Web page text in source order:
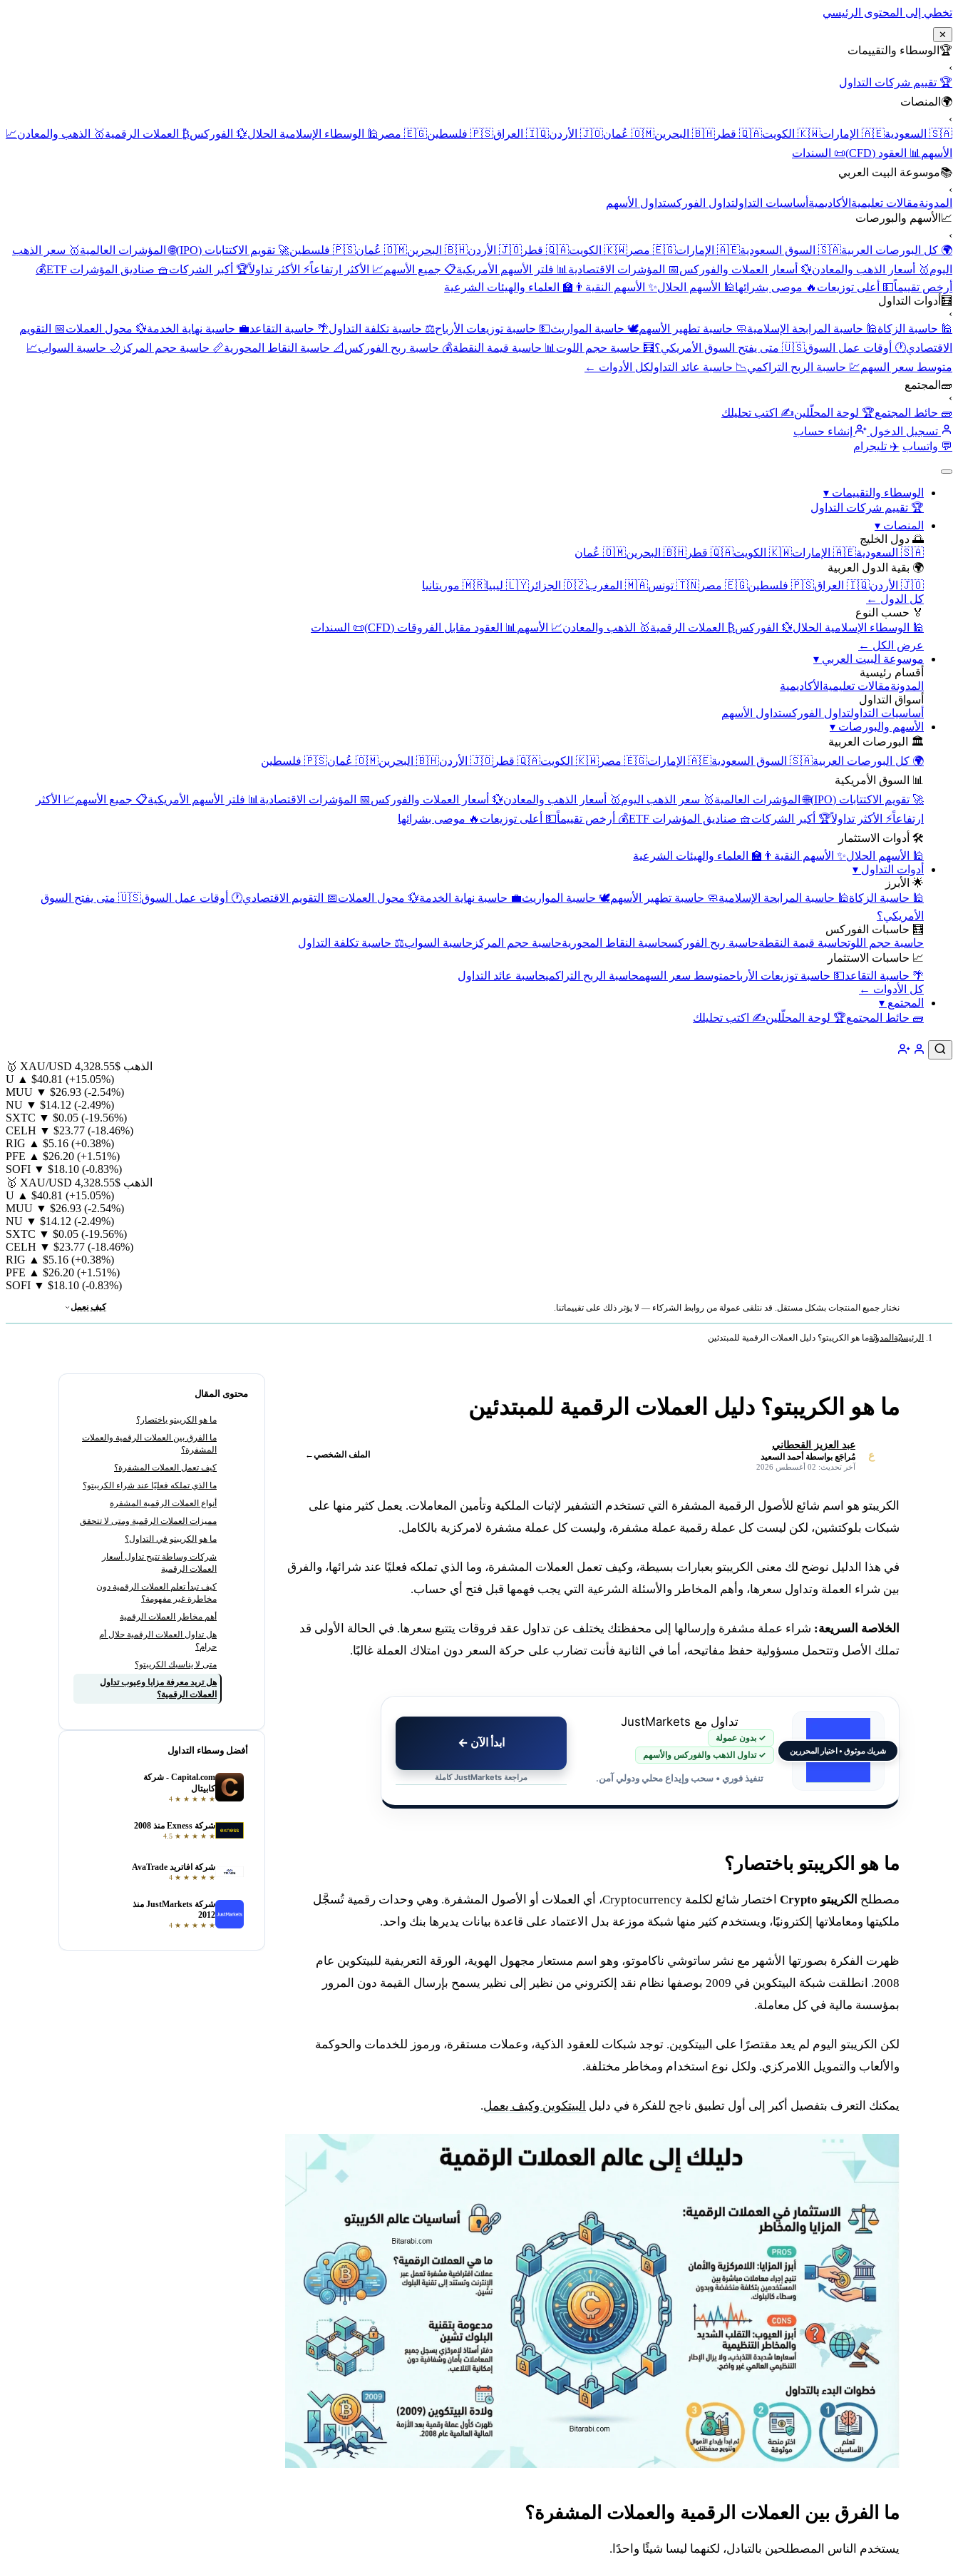
تخطي إلى المحتوى الرئيسي
✕
🏆 الوسطاء والتقييمات
›
🏆 تقييم شركات التداول
🌍 المنصات
›
🇸🇦 السعودية
🇦🇪 الإمارات 🇰🇼 الكويت 🇶🇦 قطر 🇧🇭 البحرين 🇴🇲 عُمان 🇯🇴 الأردن 🇮🇶 العراق 🇵🇸 فلسطين 🇪🇬 مصر 🕌 الوسطاء الإسلامية الحلال💱 الفوركس₿ العملات الرقمية🥇 الذهب والمعادن📈
الأسهم 📊 العقود (CFD)
📜 السندات
📚موسوعة البيت العربي
›
المدونةمقالات تعليمية الأكاديمية أساسيات التداولتداول الفوركستداول الأسهم
📈 الأسهم والبورصات
›
🌍 كل البورصات العربية🇸🇦 السوق السعودية 🇦🇪 الإمارات 🇪🇬 مصر 🇰🇼 الكويت 🇶🇦 قطر 🇯🇴 الأردن 🇧🇭 البحرين 🇴🇲 عُمان 🇵🇸 فلسطين 🚀 تقويم الاكتتابات (IPO) 🌐 المؤشرات العالمية🥇 سعر الذهب
اليوم🥇 أسعار الذهب والمعادن💱 أسعار العملات والفوركس📅 المؤشرات الاقتصادية 📊 فلتر الأسهم الأمريكية📋 جميع الأسهم📈 الأكثر ارتفاعاً⚡ الأكثر تداولاً🏆 أكبر الشركات🧺 صناديق المؤشرات ETF
💰
أرخص تقييماً💵 أعلى توزيعات 🔥 موصى بشرائها🕌 الأسهم الحلال✨ الأسهم النقية 👨‍🏫 العلماء والهيئات الشرعية
🧮 أدوات التداول
›
🕌 حاسبة الزكاة🕌 حاسبة المرابحة الإسلامية🧼 حاسبة تطهير الأسهم🕊️ حاسبة المواريث💵 حاسبة توزيعات الأرباح⚖️ حاسبة تكلفة التداول🌴 حاسبة التقاعد💼 حاسبة نهاية الخدمة💱 محول العملات📅 التقويم
الاقتصادي🕐 أوقات عمل السوق🇺🇸 متى يفتح السوق الأمريكي؟ 🧮 حاسبة حجم اللوت 📊 حاسبة قيمة النقطة💰 حاسبة ربح الفوركس 📐 حاسبة النقاط المحورية📏 حاسبة حجم المركز 🌙 حاسبة السواب📈
متوسط سعر السهم💹 حاسبة الربح التراكمي📉 حاسبة عائد التداولكل الأدوات ←
🧱 المجتمع
›
🧱 حائط المجتمع🏆 لوحة المحلّلين✍️ اكتب تحليلك
تسجيل الدخول
إنشاء حساب
💬 واتساب ✈️ تليجرام
الوسطاء والتقييمات ▾
🏆 تقييم شركات التداول
المنصات ▾
🌅 دول الخليج
🇸🇦 السعودية
🇦🇪 الإمارات 🇰🇼 الكويت 🇶🇦 قطر 🇧🇭 البحرين
🇴🇲 عُمان
🌍 بقية الدول العربية
🇯🇴 الأردن
🇮🇶 العراق 🇵🇸 فلسطين 🇪🇬 مصر 🇹🇳 تونس 🇲🇦 المغرب 🇩🇿 الجزائر 🇱🇾 ليبيا
🇲🇷 موريتانيا
كل الدول ←
🏅 حسب النوع
🕌 الوسطاء الإسلامية الحلال💱 الفوركس₿ العملات الرقمية🥇 الذهب والمعادن📈 الأسهم 📊 العقود مقابل الفروقات (CFD)
📜 السندات
عرض الكل ←
موسوعة البيت العربي ▾
أقسام رئيسية
المدونةمقالات تعليمية الأكاديمية
أسواق التداول
أساسيات التداولتداول الفوركستداول الأسهم
الأسهم والبورصات ▾
🏛️ البورصات العربية
🌍 كل البورصات العربية🇸🇦 السوق السعودية 🇦🇪 الإمارات 🇪🇬 مصر 🇰🇼 الكويت 🇶🇦 قطر 🇯🇴 الأردن 🇧🇭 البحرين 🇴🇲 عُمان
🇵🇸 فلسطين
📊 السوق الأمريكية
🚀 تقويم الاكتتابات (IPO)
🌐 المؤشرات العالمية🥇 سعر الذهب اليوم🥇 أسعار الذهب والمعادن💱 أسعار العملات والفوركس📅 المؤشرات الاقتصادية 📊 فلتر الأسهم الأمريكية📋 جميع الأسهم📈 الأكثر
ارتفاعاً⚡ الأكثر تداولاً🏆 أكبر الشركات🧺 صناديق المؤشرات ETF 💰 أرخص تقييماً💵 أعلى توزيعات 🔥 موصى بشرائها
🛠️ أدوات الاستثمار
🕌 الأسهم الحلال✨ الأسهم النقية 👨‍🏫 العلماء والهيئات الشرعية
أدوات التداول ▾
🌟 الأبرز
🕌 حاسبة الزكاة🕌 حاسبة المرابحة الإسلامية🧼 حاسبة تطهير الأسهم🕊️ حاسبة المواريث💼 حاسبة نهاية الخدمة💱 محول العملات📅 التقويم الاقتصادي🕐 أوقات عمل السوق
🇺🇸 متى يفتح السوق
الأمريكي؟
🧮 حاسبات الفوركس
حاسبة حجم اللوتحاسبة قيمة النقطةحاسبة ربح الفوركسحاسبة النقاط المحوريةحاسبة حجم المركز حاسبة السواب⚖️ حاسبة تكلفة التداول
📈 حاسبات الاستثمار
🌴 حاسبة التقاعد💵 حاسبة توزيعات الأرباحمتوسط سعر السهمحاسبة الربح التراكميحاسبة عائد التداول
كل الأدوات ←
المجتمع ▾
🧱 حائط المجتمع🏆 لوحة المحلّلين✍️ اكتب تحليلك
🥇 XAU/USD الذهب $4,328.55
U ▲ $40.81 (+15.05%)
MUU ▼ $26.93 (-2.54%)
NU ▼ $14.12 (-2.49%)
SXTC ▼ $0.05 (-19.56%)
CELH ▼ $23.77 (-18.46%)
RIG ▲ $5.16 (+0.38%)
PFE ▲ $26.20 (+1.51%)
SOFI ▼ $18.10 (-0.83%)
🥇 XAU/USD الذهب $4,328.55
U ▲ $40.81 (+15.05%)
MUU ▼ $26.93 (-2.54%)
NU ▼ $14.12 (-2.49%)
SXTC ▼ $0.05 (-19.56%)
CELH ▼ $23.77 (-18.46%)
RIG ▲ $5.16 (+0.38%)
PFE ▲ $26.20 (+1.51%)
SOFI ▼ $18.10 (-0.83%)
نختار جميع المنتجات بشكل مستقل. قد نتلقى عمولة من روابط الشركاء — لا يؤثر ذلك على تقييماتنا. كيف نعمل
الرئيسية المدونةما هو الكريبتو؟ دليل العملات الرقمية للمبتدئين
ما هو الكريبتو؟ دليل العملات الرقمية للمبتدئين
ع
عبد العزيز القحطاني
مُراجَع بواسطة أحمد السعيد
آخر تحديث: 02 أغسطس 2026
الملف الشخصي←
الكريبتو هو اسم شائع للأصول الرقمية المشفرة التي تستخدم التشفير لإثبات الملكية وتأمين المعاملات. يعمل كثير منها على
شبكات بلوكتشين، لكن ليست كل عملة رقمية عملة مشفرة، وليست كل عملة مشفرة لامركزية بالكامل.
في هذا الدليل نوضح لك معنى الكريبتو بعبارات بسيطة، وكيف تعمل العملات المشفرة، وما الذي تملكه فعليًا عند شرائها، والفرق
بين شراء العملة وتداول سعرها، وأهم المخاطر والأسئلة الشرعية التي يجب فهمها قبل فتح أي حساب.
الخلاصة السريعة: شراء عملة مشفرة وإرسالها إلى محفظتك يختلف عن تداول عقد فروقات يتتبع سعرها. في الحالة الأولى قد
تملك الأصل وتتحمل مسؤولية حفظ مفاتيحه، أما في الثانية فأنت تضارب على حركة السعر دون امتلاك العملة غالبًا.
شريك موثوق • اختيار المحررين
تداول مع JustMarkets
✓ بدون عمولة
✓ تداول الذهب والفوركس والأسهم
تنفيذ فوري • سحب وإيداع محلي ودولي آمن.
ابدأ الآن ←
مراجعة JustMarkets كاملة
ما هو الكريبتو باختصار؟
مصطلح الكريبتو Crypto
اختصار شائع لكلمة Cryptocurrency، أي العملات أو الأصول المشفرة. وهي وحدات رقمية تُسجَّل
ملكيتها ومعاملاتها إلكترونيًا، ويستخدم كثير منها شبكة موزعة بدل الاعتماد على قاعدة بيانات يديرها بنك واحد.
ظهرت الفكرة بصورتها الأشهر مع نشر ساتوشي ناكاموتو، وهو اسم مستعار مجهول الهوية، الورقة التعريفية للبيتكوين عام
2008. انطلقت شبكة البيتكوين في 2009 بوصفها نظام نقد إلكتروني من نظير إلى نظير يسمح بإرسال القيمة دون المرور
بمؤسسة مالية في كل معاملة.
لكن الكريبتو اليوم لم يعد مقتصرًا على البيتكوين. توجد شبكات للعقود الذكية، وعملات مستقرة، ورموز للخدمات والحوكمة
والألعاب والتمويل اللامركزي. ولكل نوع استخدام ومخاطر مختلفة.
يمكنك التعرف بتفصيل أكبر إلى أول تطبيق ناجح للفكرة في دليل البيتكوين وكيف يعمل.
ما الفرق بين العملات الرقمية والعملات المشفرة؟
يستخدم الناس المصطلحين بالتبادل، لكنهما ليسا شيئًا واحدًا.
محتوى المقال
ما هو الكريبتو باختصار؟
ما الفرق بين العملات الرقمية والعملات
المشفرة؟
كيف تعمل العملات المشفرة؟
ما الذي تملكه فعليًا عند شراء الكريبتو؟
أنواع العملات الرقمية المشفرة
مميزات العملات الرقمية ومتى لا تتحقق
ما هو الكريبتو في التداول؟
شركات وساطة تتيح تداول أسعار
العملات الرقمية
كيف تبدأ تعلم العملات الرقمية دون
مخاطرة غير مفهومة؟
أهم مخاطر العملات الرقمية
هل تداول العملات الرقمية حلال أم
حرام؟
متى لا يناسبك الكريبتو؟
هل تريد معرفة مزايا وعيوب تداول
العملات الرقمية؟
أفضل وسطاء التداول
Capital.com - شركة
كابيتال
★
★
★
★
★
شركة Exness منذ 2008
★
★
★
★
★
شركة افاتريد AvaTrade
★
★
★
★
★
شركة JustMarkets منذ
2012
★
★
★
★
★